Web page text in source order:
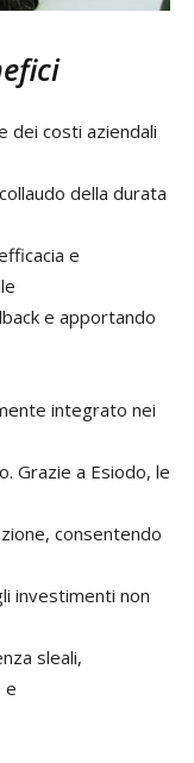
dei costi aziendali
della durata
e
e apportando
integrato nei
Grazie a Esiodo, le
consentendo
investimenti non
sleali,
e